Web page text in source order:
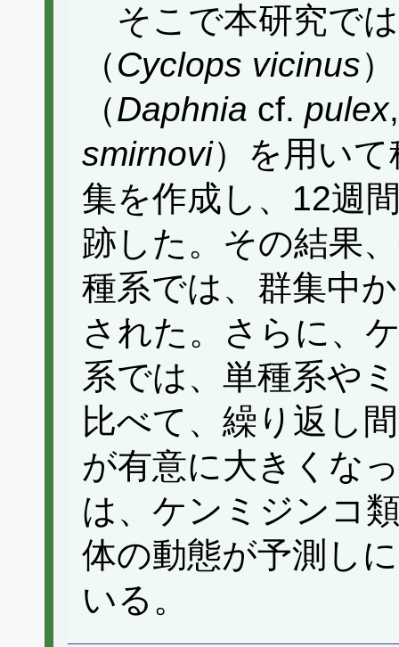
そこで本研究で
（Cyclops vicinus
（Daphnia cf. pulex
smirnovi）を用い
集を作成し、12週
跡した。その結果
種系では、群集中
された。さらに、
系では、単種系や
比べて、繰り返し
が有意に大きくな
は、ケンミジンコ
体の動態が予測し
いる。